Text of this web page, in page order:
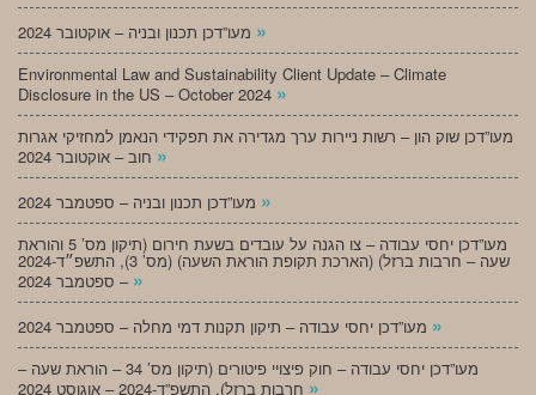
»
Environmental Law and Sustainability Client Update – Climate
Disclosure in the US – October 2024 »
מעו”דכן שוק הון – רשות ניירות ערך מגדירה את תפקידי הנאמן למחזיקי אגרות
»
»
מעו”דכן יחסי עבודה – צו הגנה על עובדים בשעת חירום (תיקון מס’ 5 והוראת
שעה – חרבות ברזל) (הארכת תקופת הוראת השעה) (מס’ 3), התשפ״ד-2024
– ספטמבר 2024 »
»
מעו”דכן יחסי עבודה – חוק פיצויי פיטורים (תיקון מס’ 34 – הוראת שעה –
»